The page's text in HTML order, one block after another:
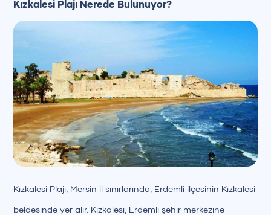
Kızkalesi Plajı Nerede Bulunuyor?
Kızkalesi Plajı, Mersin il sınırlarında, Erdemli ilçesinin Kızkalesi
beldesinde yer alır. Kızkalesi, Erdemli şehir merkezine